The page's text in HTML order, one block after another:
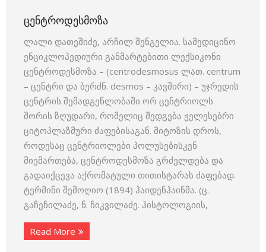
ᲪᲔᲜᲢᲠᲝᲓᲔᲡᲛᲝᲖᲐ
ლალი დათეშიძე, არჩილ შენგელია. სამედიცინო
ენციკლოპედიური განმარტებითი ლექსიკონი
ცენტროდესმოზა – (centrodesmosus ლათ. centrum
– ცენტრი და ბერძნ. desmos – კავშირი) – უჯრედის
ცენტრის შემადგენლობაში ორ ცენტრიოლს
შორის ზღუდარი, რომელიც შედგება ჟელესებრი
ციტოპლაზმური ძაფებისაგან. მიტოზის დროს,
როდესაც ცენტრიოლები პოლუსებისკენ
მიემართება, ცენტროდესმოზა გრძელდება და
გადაიქცევა აქრომატული თითისტარას ძაფებად.
ტერმინი შემოღიო (1894) ჰაიდენჰაინმა. (ც.
გაჩეჩილაძე, ნ. ჩიკვილაძე. ჰისტოლოგიის,
Read More